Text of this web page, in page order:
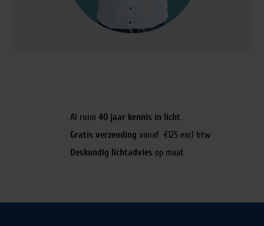
Al ruim 40 jaar kennis in licht
Gratis verzending vanaf €125 excl btw
Deskundig lichtadvies op maat